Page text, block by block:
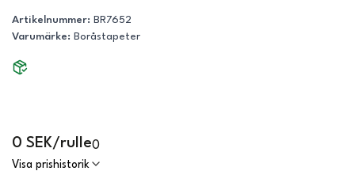
Artikelnummer: BR7652
Varumärke: Boråstapeter
0 SEK/rulle0
Visa prishistorik